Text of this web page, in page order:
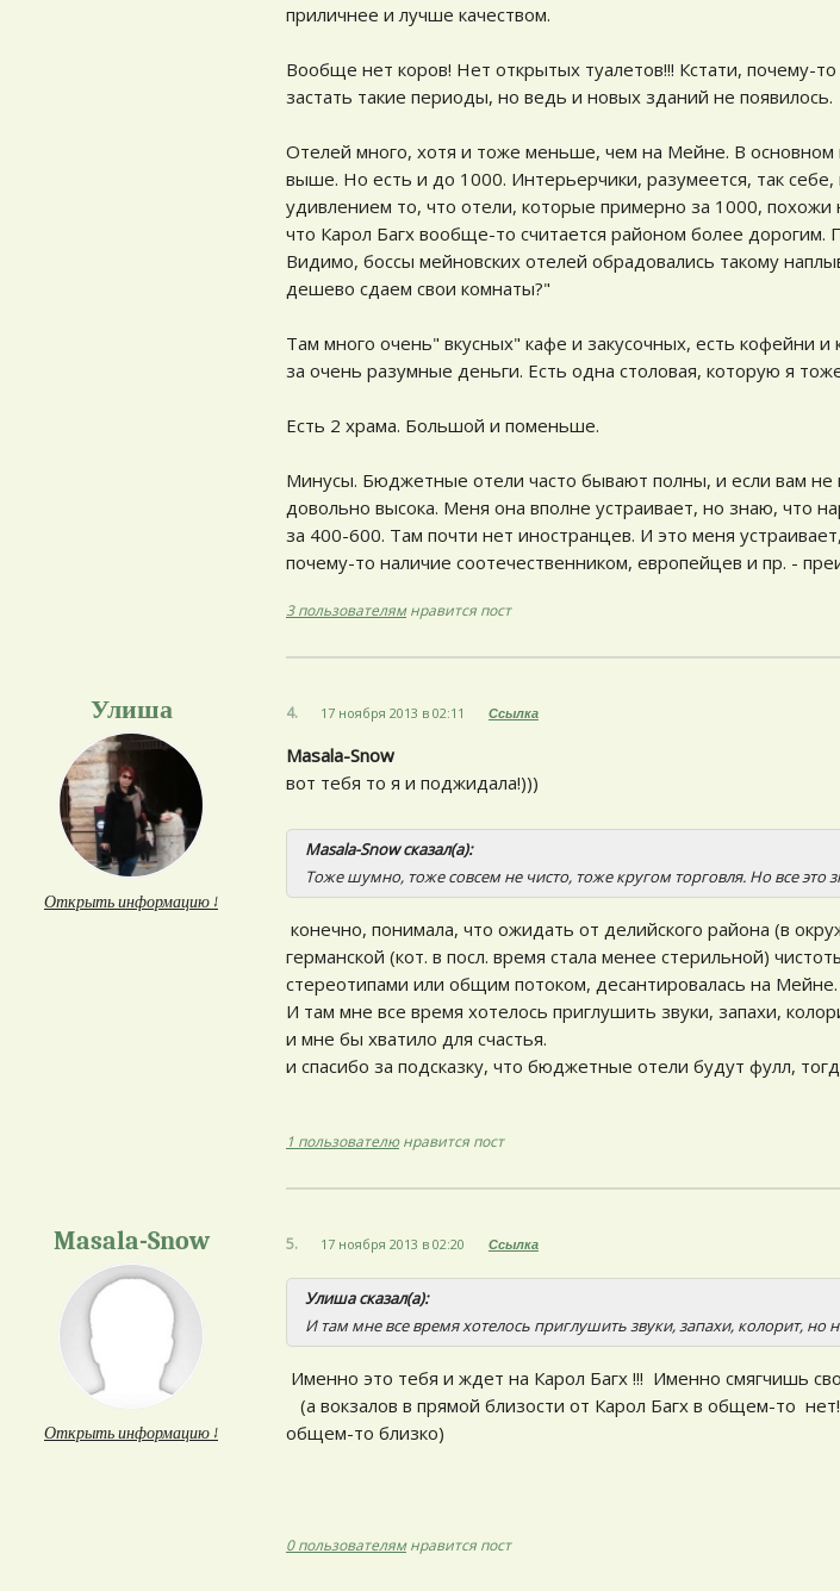
приличнее и лучше качеством.
Вообще нет коров! Нет открытых туалетов!!! Кстати, почему-
застать такие периоды, но ведь и новых зданий не появилось.
Отелей много, хотя и тоже меньше, чем на Мейне. В
выше. Но есть и до 1000. Интерьерчики, разумеется, так
удивлением то, что отели, которые примерно за 1000,
что Карол Багх вообще-то считается районом более
Видимо, боссы мейновских отелей обрадовались такому
дешево сдаем свои комнаты?"
Там много очень" вкусных" кафе и закусочных, есть кофейни и
за очень разумные деньги. Есть одна столовая, которую я
Есть 2 храма. Большой и поменьше.
Минусы. Бюджетные отели часто бывают полны, и если вам не
довольно высока. Меня она вполне устраивает, но знаю, что
за 400-600. Там почти нет иностранцев. И это меня
почему-то наличие соотечественником, европейцев и пр. -
3 пользователямнравится пост
Улиша
Открыть информацию ↓
4. 17 ноября 2013 в 02:11 Ссылка
Masala-Snow
вот тебя то я и поджидала!)))
Masala-Snow сказал(а):
Тоже шумно, тоже совсем не чисто, тоже кругом торговля. Но все это
конечно, понимала, что ожидать от делийского района (в
германской (кот. в посл. время стала менее стерильной)
стереотипами или общим потоком, десантировалась на Мейне.
И там мне все время хотелось приглушить звуки, запахи,
и мне бы хватило для счастья.
и спасибо за подсказку, что бюджетные отели будут фулл,
1 пользователюнравится пост
Masala-Snow
Открыть информацию ↓
5. 17 ноября 2013 в 02:20 Ссылка
Улиша сказал(а):
И там мне все время хотелось приглушить звуки, запахи, колорит, но
Именно это тебя и ждет на Карол Багх !!! Именно смягчишь
(а вокзалов в прямой близости от Карол Багх в общем-то
общем-то близко)
0 пользователямнравится пост